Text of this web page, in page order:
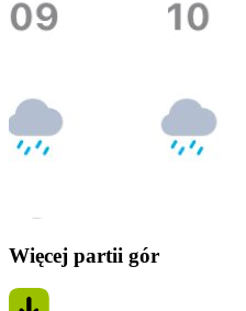
Więcej partii gór